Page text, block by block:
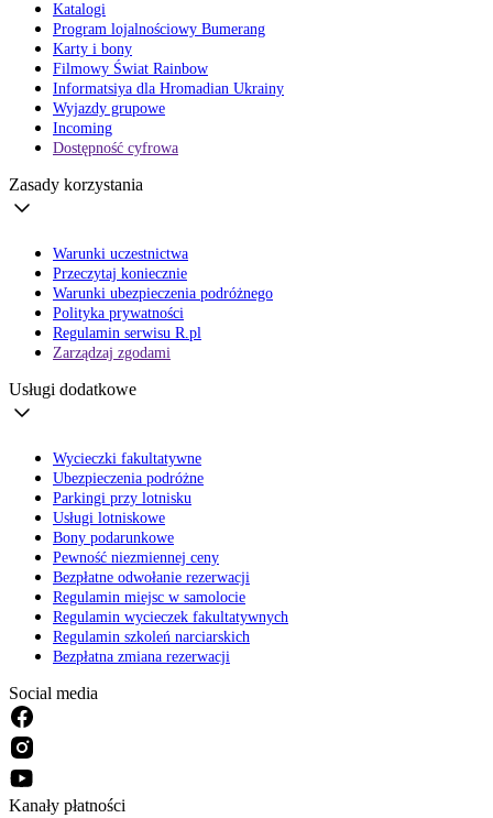
Katalogi
Program lojalnościowy Bumerang
Karty i bony
Filmowy Świat Rainbow
Informatsiya dla Hromadian Ukrainy
Wyjazdy grupowe
Incoming
Dostępność cyfrowa
Zasady korzystania
Warunki uczestnictwa
Przeczytaj koniecznie
Warunki ubezpieczenia podróżnego
Polityka prywatności
Regulamin serwisu R.pl
Zarządzaj zgodami
Usługi dodatkowe
Wycieczki fakultatywne
Ubezpieczenia podróżne
Parkingi przy lotnisku
Usługi lotniskowe
Bony podarunkowe
Pewność niezmiennej ceny
Bezpłatne odwołanie rezerwacji
Regulamin miejsc w samolocie
Regulamin wycieczek fakultatywnych
Regulamin szkoleń narciarskich
Bezpłatna zmiana rezerwacji
Social media
Kanały płatności